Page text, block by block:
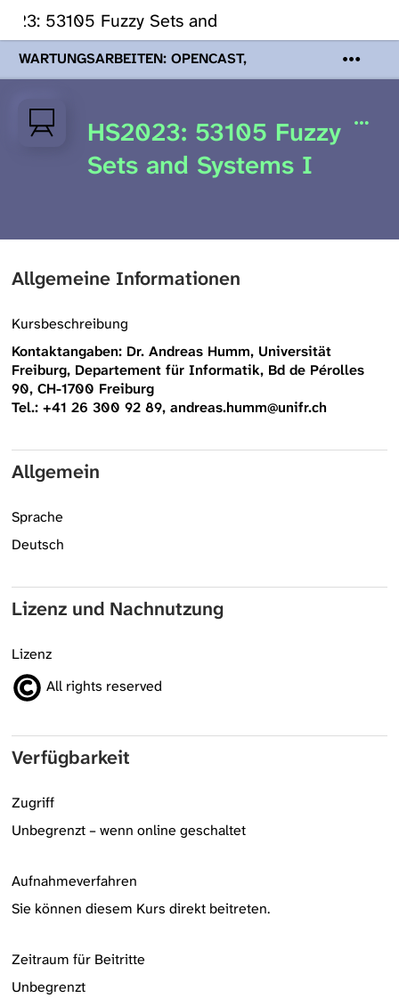
53105 Fuzzy Sets and Systems I
WARTUNGSARBEITEN: OPENCAST,
PODCASTS & TOBIRA
Mi 19. August
Wartungsarbeiten an den Opencast-
Servern werden Ihnen Podcasts,
Opencast-Videos und Tobira nicht zur
Verfügung stehen. Kontakt:
HS2023: 53105 Fuzzy
Sets and Systems I
Allgemeine Informationen
Kursbeschreibung
Kontaktangaben: Dr. Andreas Humm, Universität
Freiburg, Departement für Informatik, Bd de Pérolles
90, CH-1700 Freiburg
Tel.: +41 26 300 92 89, andreas.humm@unifr.ch
Allgemein
Sprache
Deutsch
Lizenz und Nachnutzung
Lizenz
All rights reserved
Verfügbarkeit
Zugriff
Unbegrenzt – wenn online geschaltet
Aufnahmeverfahren
Sie können diesem Kurs direkt beitreten.
Zeitraum für Beitritte
Unbegrenzt